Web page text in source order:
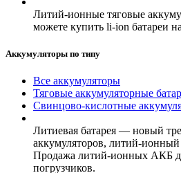
Литий-ионные тяговые
можете купить li-ion батареи
Аккумуляторы по типу
Все аккумуляторы
Тяговые аккумуляторные
Свинцово-кислотные
Литиевая батарея — новый
аккумуляторов, литий-ионный
Продажа литий-ионных АКБ
погрузчиков.